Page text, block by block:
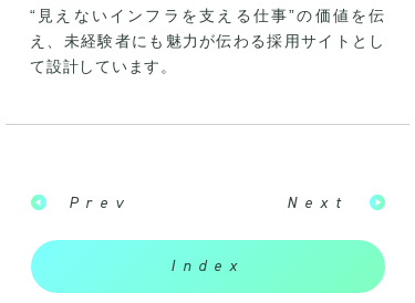
“見えないインフラを支える仕事”の価値を伝
え、 未経験者にも魅力が伝わる採用サイトとし
て設計しています。
Prev
Index
Next